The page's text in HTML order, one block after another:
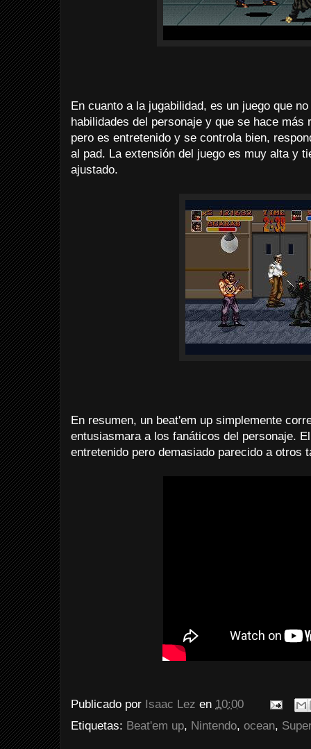
En cuanto a la jugabilidad, es un juego que
habilidades del personaje y que se hace más
pero es entretenido y se controla bien,
al pad. La extensión del juego es muy alta y
ajustado.
En resumen, un beat'em up simplemente
entusiasmara a los fanáticos del personaje.
entretenido pero demasiado parecido a otros
Publicado por Isaac Lez en 10:00
Etiquetas: Beat'em up, Nintendo, ocean,